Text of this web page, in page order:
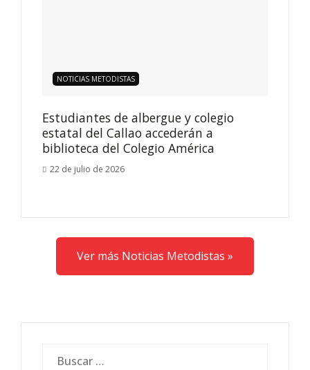
NOTICIAS METODISTAS
Estudiantes de albergue y colegio
estatal del Callao accederán a
biblioteca del Colegio América
22 de julio de 2026
Ver más Noticias Metodistas »